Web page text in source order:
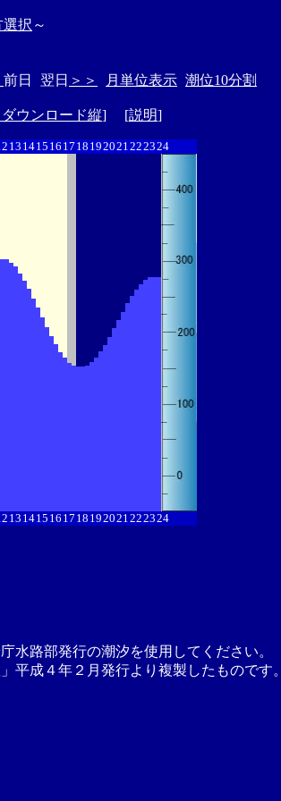
選択 ～
前日 翌日 ＞＞ 月単位表示 潮位10分割
ウンロード縦] [説明]
13 1415 16 17 18 192021222324
13 1415 16 17 18 192021222324
水路部発行の潮汐を使用してください。
平成４年２月発行より複製したものです。